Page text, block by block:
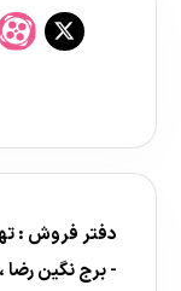
دفتر فروش :
- برج نگین رضا ، طبقه 16